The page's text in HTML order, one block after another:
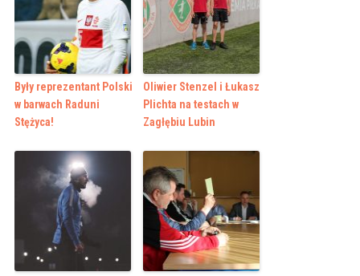
Były reprezentant Polski
w barwach Raduni
Stężyca!
Oliwier Stenzel i Łukasz
Plichta na testach w
Zagłębiu Lubin